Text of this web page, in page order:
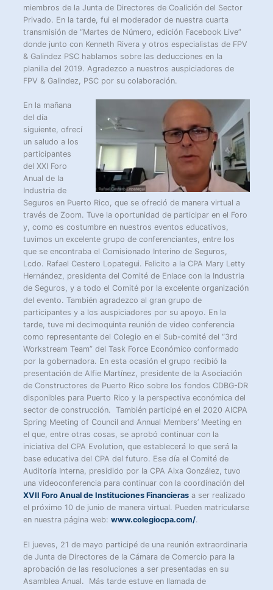
miembros de la Junta de Directores de Coalición del Sector
Privado. En la tarde, fui el moderador de nuestra cuarta
transmisión de “Martes de Número, edición Facebook Live”
donde junto con Kenneth Rivera y otros especialistas de FPV
& Galindez PSC hablamos sobre las deducciones en la
planilla del 2019. Agradezco a nuestros auspiciadores de
FPV & Galindez, PSC por su colaboración.
En la mañana
del día
siguiente, ofrecí
un saludo a los
participantes
del XXI Foro
Anual de la
Industria de
Seguros en Puerto Rico, que se ofreció de manera virtual a
través de Zoom. Tuve la oportunidad de participar en el Foro
y, como es costumbre en nuestros eventos educativos,
tuvimos un excelente grupo de conferenciantes, entre los
que se encontraba el Comisionado Interino de Seguros,
Lcdo. Rafael Cestero Lopategui. Felicito a la CPA Mary Letty
Hernández, presidenta del Comité de Enlace con la Industria
de Seguros, y a todo el Comité por la excelente organización
del evento. También agradezco al gran grupo de
participantes y a los auspiciadores por su apoyo. En la
tarde, tuve mi decimoquinta reunión de video conferencia
como representante del Colegio en el Sub-comité del “3rd
Workstream Team” del Task Force Económico conformado
por la gobernadora. En esta ocasión el grupo recibió la
presentación de Alfie Martínez, presidente de la Asociación
de Constructores de Puerto Rico sobre los fondos CDBG-DR
disponibles para Puerto Rico y la perspectiva económica del
sector de construcción. También participé en el 2020 AICPA
Spring Meeting of Council and Annual Members’ Meeting en
el que, entre otras cosas, se aprobó continuar con la
iniciativa del CPA Evolution, que establecerá lo que será la
base educativa del CPA del futuro. Ese día el Comité de
Auditoría Interna, presidido por la CPA Aixa González, tuvo
una videoconferencia para continuar con la coordinación del
XVII Foro Anual de Instituciones Financieras a ser realizado
el próximo 10 de junio de manera virtual. Pueden matricularse
en nuestra página web:www.colegiocpa.com/.
El jueves, 21 de mayo participé de una reunión extraordinaria
de Junta de Directores de la Cámara de Comercio para la
aprobación de las resoluciones a ser presentadas en su
Asamblea Anual. Más tarde estuve en llamada de